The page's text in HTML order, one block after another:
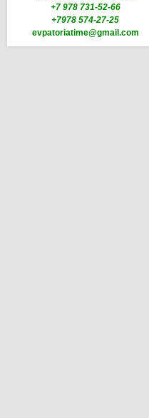
+7 978 731-52-66
+7978 574-27-25
evpatoriatime@gmail.com